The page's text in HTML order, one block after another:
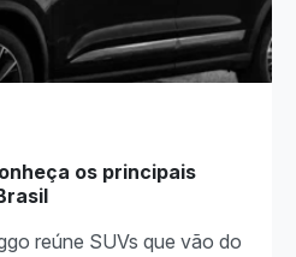
os principais
reúne SUVs que vão do